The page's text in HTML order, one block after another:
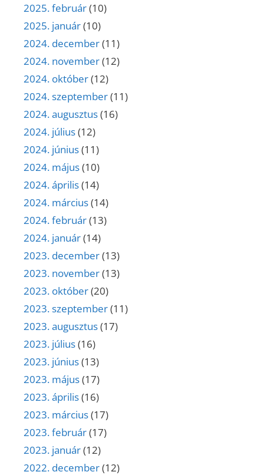
2025. február(10)
2025. január(10)
2024. december(11)
2024. november(12)
2024. október(12)
2024. szeptember(11)
2024. augusztus(16)
2024. július(12)
2024. június(11)
2024. május(10)
2024. április(14)
2024. március(14)
2024. február(13)
2024. január(14)
2023. december(13)
2023. november(13)
2023. október(20)
2023. szeptember(11)
2023. augusztus(17)
2023. július(16)
2023. június(13)
2023. május(17)
2023. április(16)
2023. március(17)
2023. február(17)
2023. január(12)
2022. december(12)